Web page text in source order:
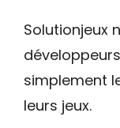
Solutionjeux
simplement
leurs jeux.